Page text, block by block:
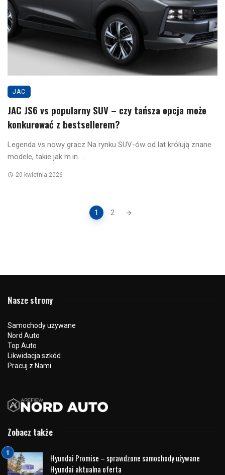
JAC
JAC JS6 vs popularny SUV – czy tańsza opcja może
konkurować z bestsellerem?
Legenda vs nowy gracz Na rynku SUV-ów od lat królują znane
modele, takie jak m.in. ...
20 kwietnia 2026
1 2
Nasze strony
Samochody używane
Nord Auto
Top Auto
Likwidacja szkód
Pracuj z Nami
Zobacz także
Hyundai Promise – sprawdzone samochody używane
Hyundai aktualna oferta